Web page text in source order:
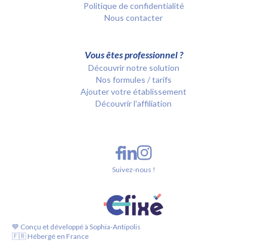
Politique de confidentialité
Nous contacter
Vous êtes professionnel ?
Découvrir notre solution
Nos formules / tarifs
Ajouter votre établissement
Découvrir l'affiliation
💙 Conçu et développé à Sophia-Antipolis
🇫🇷 Hébergé en France
Suivez-nous !